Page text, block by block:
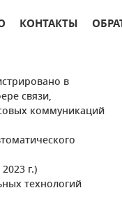
КОНТАКТЫ
в
связи,
коммуникаций
г.)
технологий